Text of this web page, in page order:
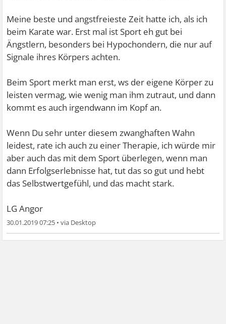
Meine beste und angstfreieste Zeit hatte ich, als ich
beim Karate war. Erst mal ist Sport eh gut bei
Ängstlern, besonders bei Hypochondern, die nur auf
Signale ihres Körpers achten.
Beim Sport merkt man erst, ws der eigene Körper zu
leisten vermag, wie wenig man ihm zutraut, und dann
kommt es auch irgendwann im Kopf an.
Wenn Du sehr unter diesem zwanghaften Wahn
leidest, rate ich auch zu einer Therapie, ich würde mir
aber auch das mit dem Sport überlegen, wenn man
dann Erfolgserlebnisse hat, tut das so gut und hebt
das Selbstwertgefühl, und das macht stark.
LG Angor
30.01.2019 07:25 •